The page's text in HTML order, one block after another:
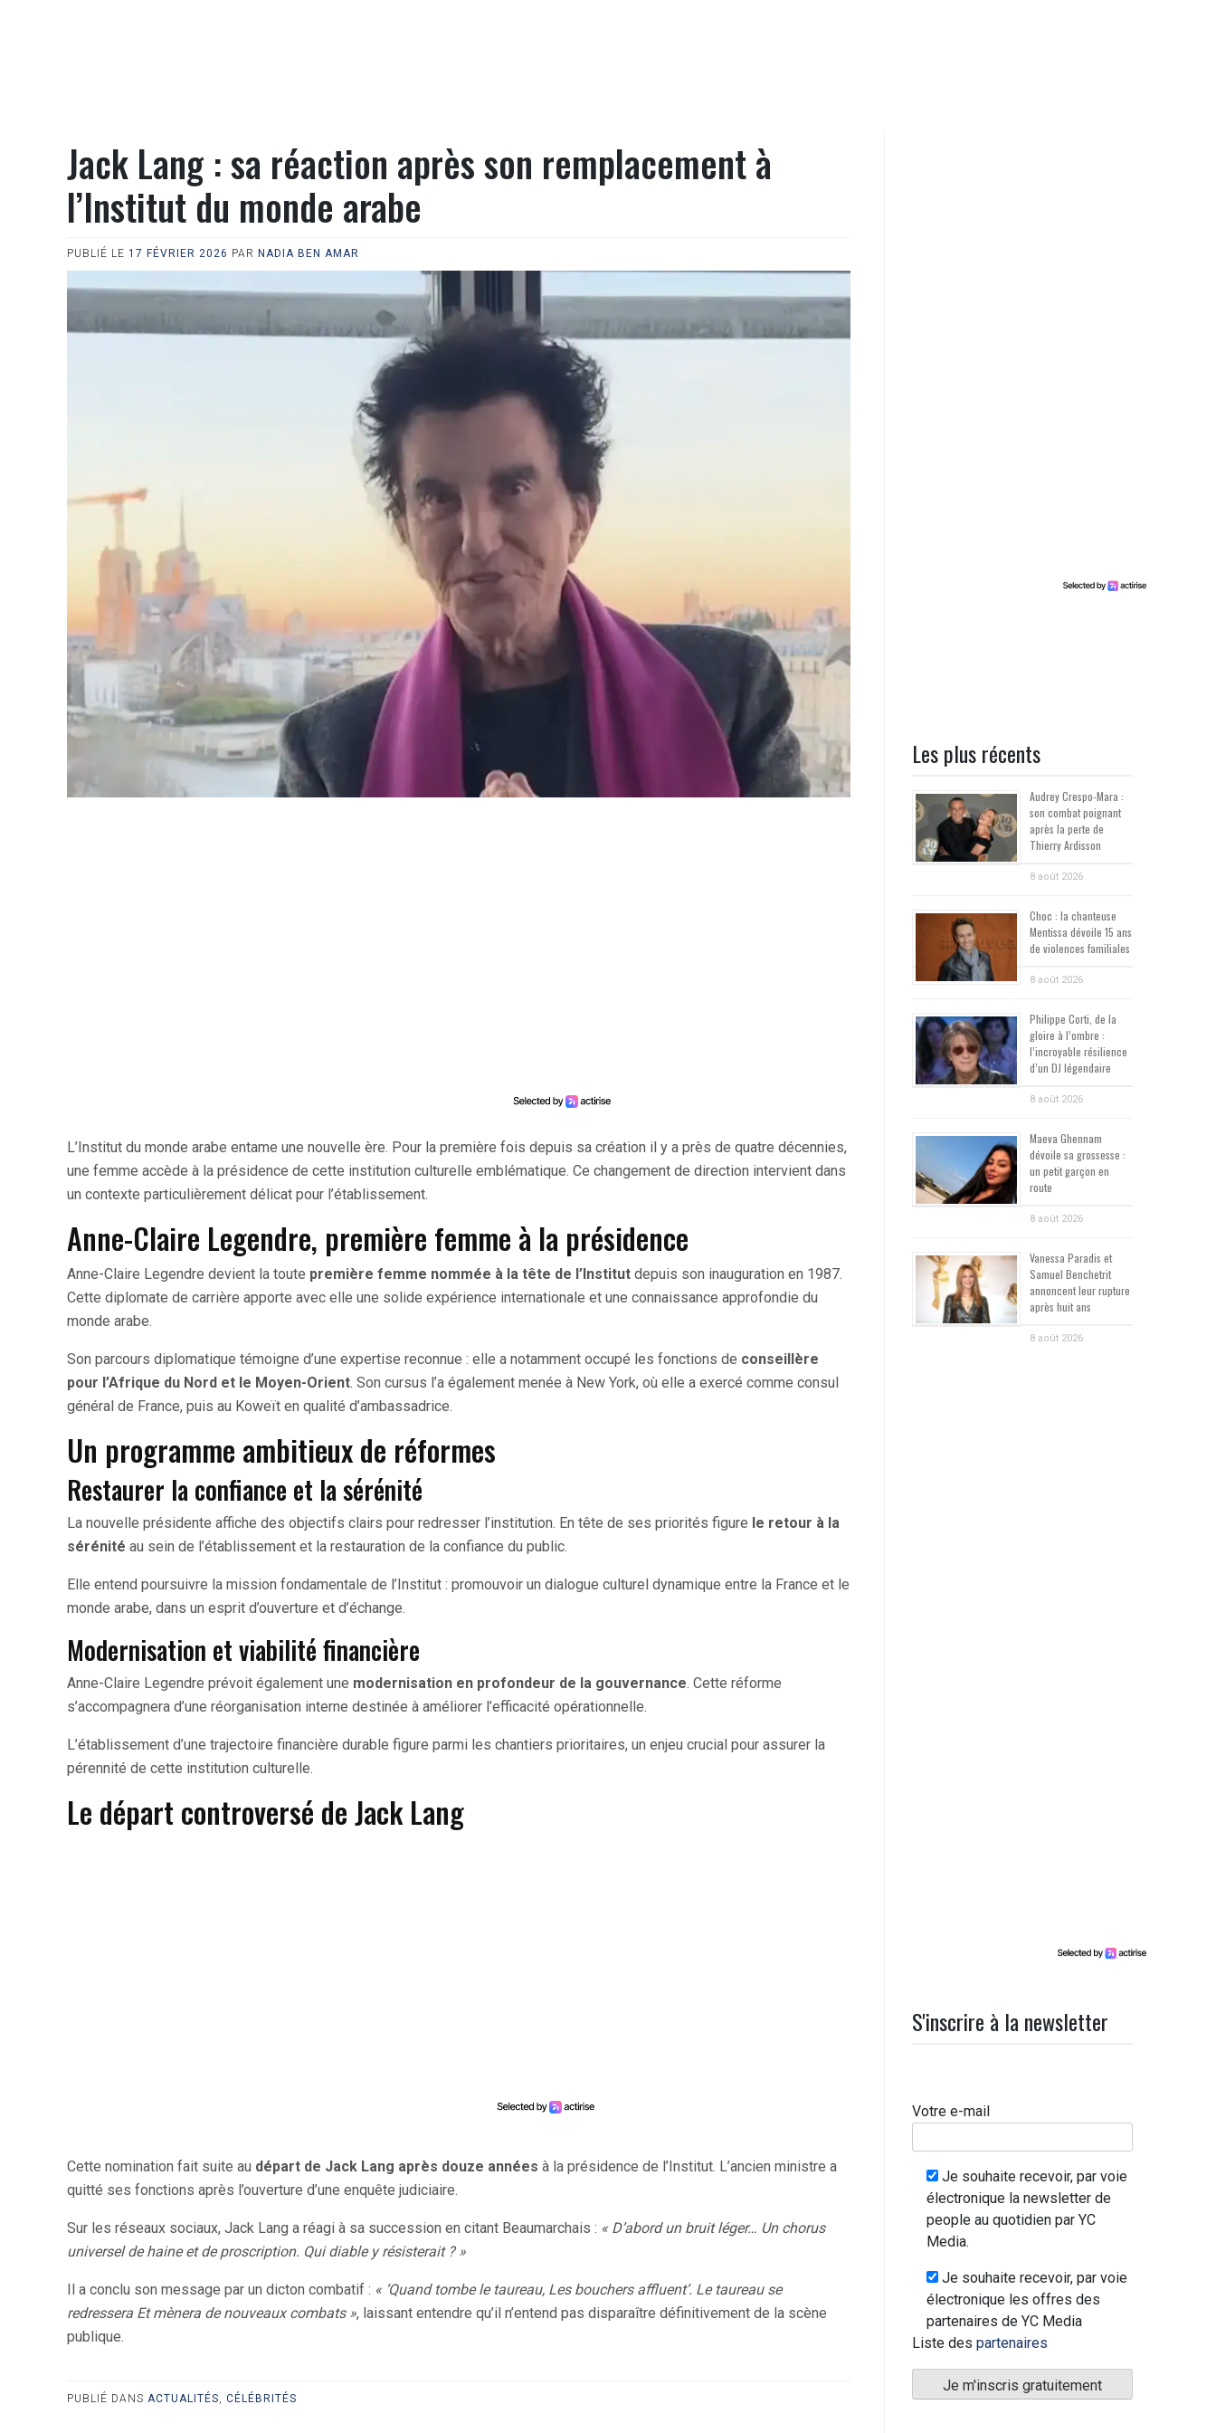
Jack Lang : sa réaction après son remplacement à
l’Institut du monde arabe
PUBLIÉ LE 17 FÉVRIER 2026 PAR NADIA BEN AMAR
L’Institut du monde arabe entame une nouvelle ère. Pour la première fois depuis sa création il y a près de quatre décennies,
une femme accède à la présidence de cette institution culturelle emblématique. Ce changement de direction intervient dans
un contexte particulièrement délicat pour l’établissement.
Anne-Claire Legendre, première femme à la présidence
Anne-Claire Legendre devient la toute première femme nommée à la tête de l’Institut depuis son inauguration en 1987.
Cette diplomate de carrière apporte avec elle une solide expérience internationale et une connaissance approfondie du
monde arabe.
Son parcours diplomatique témoigne d’une expertise reconnue : elle a notamment occupé les fonctions de conseillère
pour l’Afrique du Nord et le Moyen-Orient. Son cursus l’a également menée à New York, où elle a exercé comme consul
général de France, puis au Koweït en qualité d’ambassadrice.
Un programme ambitieux de réformes
Restaurer la confiance et la sérénité
La nouvelle présidente affiche des objectifs clairs pour redresser l’institution. En tête de ses priorités figure le retour à la
sérénité au sein de l’établissement et la restauration de la confiance du public.
Elle entend poursuivre la mission fondamentale de l’Institut : promouvoir un dialogue culturel dynamique entre la France et le
monde arabe, dans un esprit d’ouverture et d’échange.
Modernisation et viabilité financière
Anne-Claire Legendre prévoit également une modernisation en profondeur de la gouvernance. Cette réforme
s’accompagnera d’une réorganisation interne destinée à améliorer l’efficacité opérationnelle.
L’établissement d’une trajectoire financière durable figure parmi les chantiers prioritaires, un enjeu crucial pour assurer la
pérennité de cette institution culturelle.
Le départ controversé de Jack Lang
Cette nomination fait suite au départ de Jack Lang après douze années à la présidence de l’Institut. L’ancien ministre a
quitté ses fonctions après l’ouverture d’une enquête judiciaire.
Sur les réseaux sociaux, Jack Lang a réagi à sa succession en citant Beaumarchais : « D’abord un bruit léger… Un chorus
universel de haine et de proscription. Qui diable y résisterait ? »
Il a conclu son message par un dicton combatif : « ‘Quand tombe le taureau, Les bouchers affluent’. Le taureau se
redressera Et mènera de nouveaux combats », laissant entendre qu’il n’entend pas disparaître définitivement de la scène
publique.
PUBLIÉ DANS ACTUALITÉS CÉLÉBRITÉS
Les plus récents
Audrey Crespo-Mara :
son combat poignant
après la perte de
Thierry Ardisson
8 août 2026
Choc : la chanteuse
Mentissa dévoile 15 ans
de violences familiales
8 août 2026
Philippe Corti, de la
gloire à l’ombre :
l’incroyable résilience
d’un DJ légendaire
8 août 2026
Maeva Ghennam
dévoile sa grossesse :
un petit garçon en
route
8 août 2026
Vanessa Paradis et
Samuel Benchetrit
annoncent leur rupture
après huit ans
8 août 2026
S'inscrire à la newsletter
Votre e-mail
Je souhaite recevoir, par voie
électronique la newsletter de
people au quotidien par YC
Media.
Je souhaite recevoir, par voie
électronique les offres des
partenaires de YC Media
Liste des partenaires